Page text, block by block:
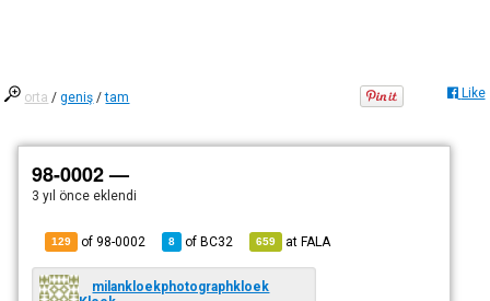
orta /geniş /tam Like
98-0002 —
3 yıl önce eklendi
129 of 98-0002 8 ofBC32 659 atFALA
milankloekphotographkloek